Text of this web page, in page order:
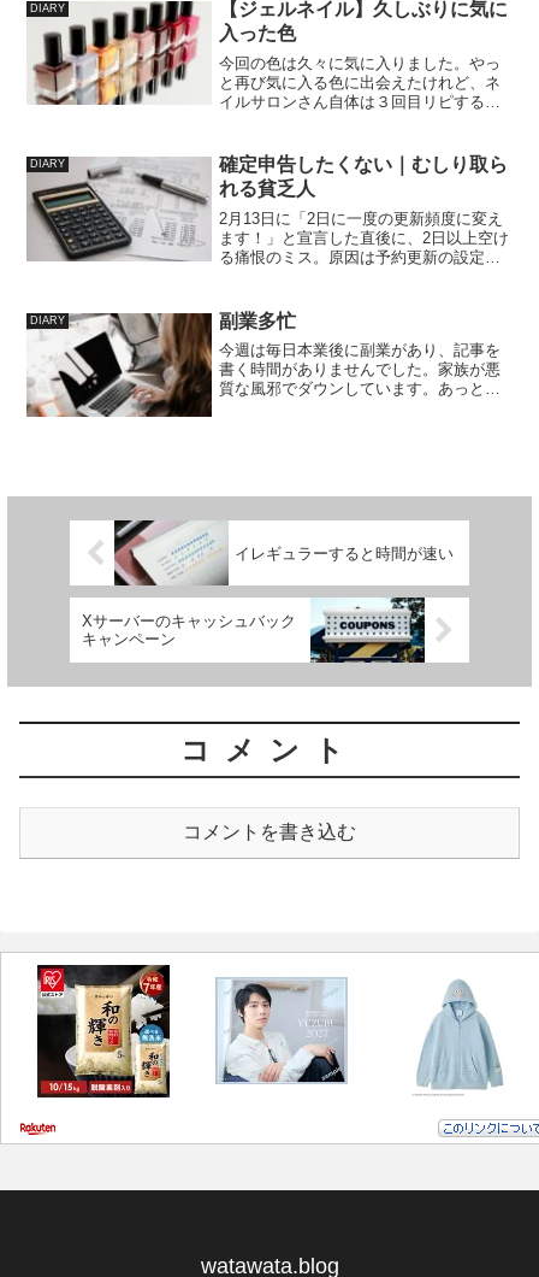
には断然イカフライが合う...
DIARY
【ジェルネイル】久しぶりに気に
入った色
今回の色は久々に気に入りました。やっ
と再び気に入る色に出会えたけれど、ネ
イルサロンさん自体は３回目リピするか
しやすいお人柄なんだけど、爪を切った
り、整えたりの技量に不満...
DIARY
確定申告したくない｜むしり取ら
れる貧乏人
2月13日に「2日に一度の更新頻度に変え
ます！」と宣言した直後に、2日以上空け
る痛恨のミス。原因は予約更新の設定ミ
案件。さらに「はちべい」と打って、
「なぜ変...
DIARY 副業多忙
今週は毎日本業後に副業があり、記事を
書く時間がありませんでした。家族が悪
質な風邪でダウンしています。あっとい
イレギュラーすると時間が速い
Xサーバーのキャッシュバック
キャンペーン
コメント
コメントを書き込む
watawata.blog